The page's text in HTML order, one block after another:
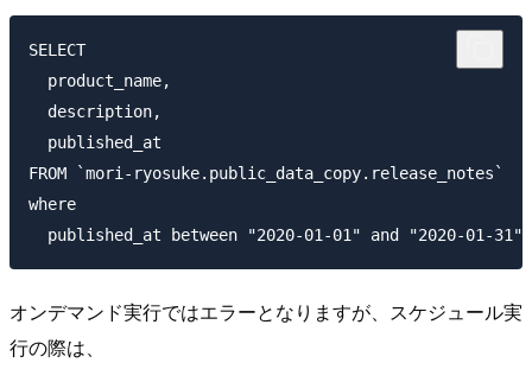
SELECT
  product_name,
  description,
  published_at
FROM `mori-ryosuke.public_data_copy.release_notes`
where
オンデマンド実行ではエラーとなりますが、スケジュール実
行の際は、